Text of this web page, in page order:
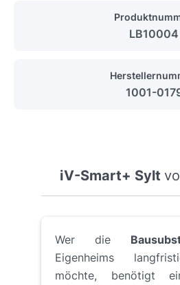
LB10004
1001-
iV-Smart+ Sylt
Wer die
Eigenheims
möchte, benötigt